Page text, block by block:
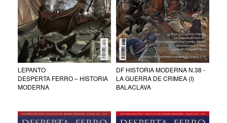
LEPANTO
DESPERTA FERRO – HISTORIA
MODERNA
DF HISTORIA MODERNA N.38 -
LA GUERRA DE CRIMEA (I)
BALACLAVA